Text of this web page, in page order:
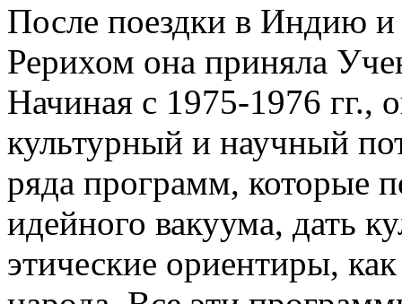
После поездки в Индию и
Рерихом она приняла
Начиная с 1975-1976 гг.,
культурный и научный
ряда программ, которые
идейного вакуума, дать
этические ориентиры,